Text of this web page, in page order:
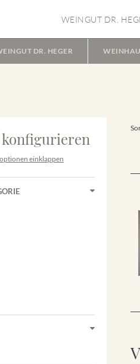
WEINGUT DR.
DR. HEGER
konfigurieren
einklappen